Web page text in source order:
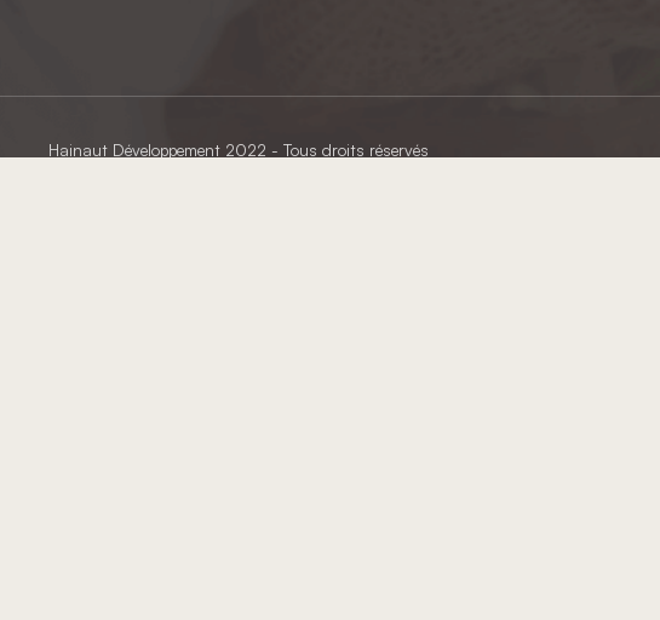
Hainaut Développement 2022 - Tous droits réservés